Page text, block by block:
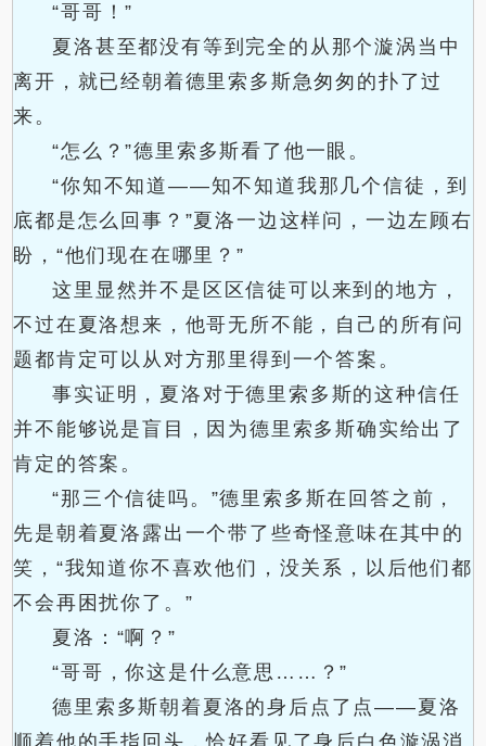
“哥哥！”
夏洛甚至都没有等到完全的从那个漩涡当中
离开，就已经朝着德里索多斯急匆匆的扑了过
来。
“怎么？”德里索多斯看了他一眼。
“你知不知道——知不知道我那几个信徒，到
底都是怎么回事？”夏洛一边这样问，一边左顾右
盼，“他们现在在哪里？”
这里显然并不是区区信徒可以来到的地方，
不过在夏洛想来，他哥无所不能，自己的所有问
题都肯定可以从对方那里得到一个答案。
事实证明，夏洛对于德里索多斯的这种信任
并不能够说是盲目，因为德里索多斯确实给出了
肯定的答案。
“那三个信徒吗。”德里索多斯在回答之前，
先是朝着夏洛露出一个带了些奇怪意味在其中的
笑，“我知道你不喜欢他们，没关系，以后他们都
不会再困扰你了。”
夏洛：“啊？”
“哥哥，你这是什么意思……？”
德里索多斯朝着夏洛的身后点了点——夏洛
顺着他的手指回头，恰好看见了身后白色漩涡消